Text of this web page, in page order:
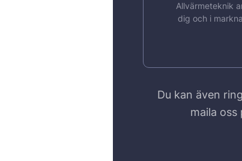
Allvärmeteknik
dig och i
Du kan även
maila oss